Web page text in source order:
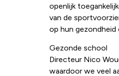
openlijk
van de
op hun gezondheid
Gezonde school
Directeur Nico
waardoor we veel